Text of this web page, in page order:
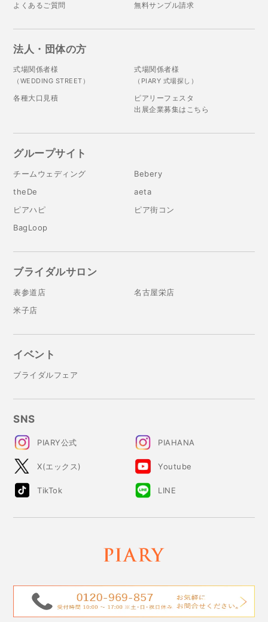
よくあるご質問
無料サンプル請求
法人・団体の方
式場関係者様
（WEDDING STREET）
式場関係者様
（PIARY 式場探し）
各種大口見積
ピアリーフェスタ
出展企業募集はこちら
グループサイト
チームウェディング
Bebery
theDe
aeta
ピアハピ
ピア街コン
BagLoop
ブライダルサロン
表参道店
名古屋栄店
米子店
イベント
ブライダルフェア
SNS
PIARY公式 PIAHANA
X(エックス) Youtube
TikTok LINE